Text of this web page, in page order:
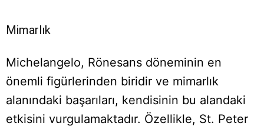
Mimarlık
Michelangelo, Rönesans döneminin en
önemli figürlerinden biridir ve mimarlık
alanındaki başarıları, kendisinin bu alandaki
etkisini vurgulamaktadır. Özellikle, St. Peter